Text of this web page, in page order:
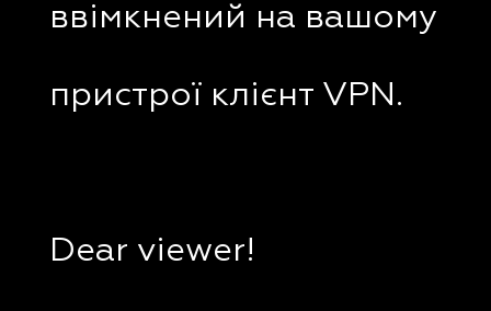
ввімкнений на вашому
пристрої клієнт VPN.
Dear viewer!